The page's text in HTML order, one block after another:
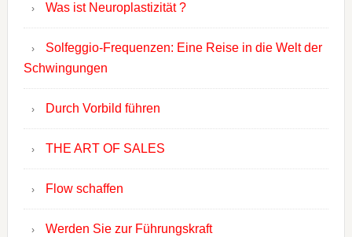
Was ist Neuroplastizität ?
Solfeggio-Frequenzen: Eine Reise in die Welt der
Schwingungen
Durch Vorbild führen
THE ART OF SALES
Flow schaffen
Werden Sie zur Führungskraft